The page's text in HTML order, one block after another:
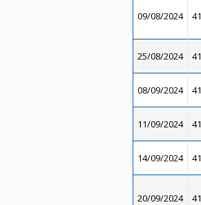
09/08/2024
25/08/2024
08/09/2024
11/09/2024
14/09/2024
20/09/2024